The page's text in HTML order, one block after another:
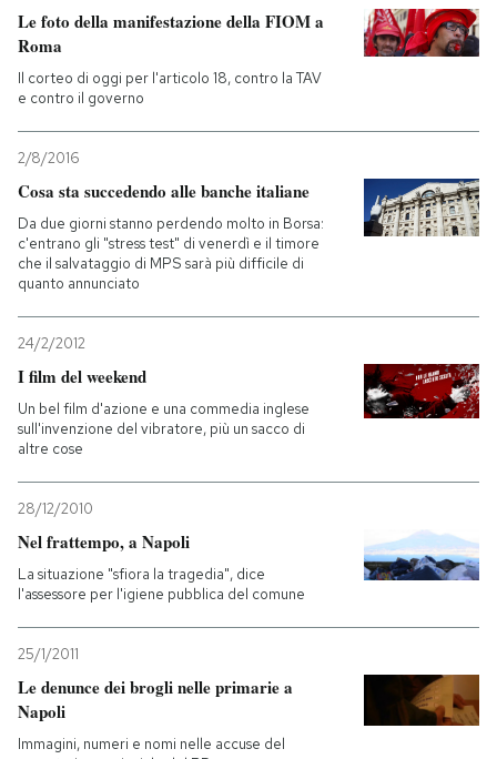
Le foto della manifestazione della FIOM a
Roma
Il corteo di oggi per l'articolo 18, contro la TAV
e contro il governo
2/8/2016
Cosa sta succedendo alle banche italiane
Da due giorni stanno perdendo molto in Borsa:
c'entrano gli "stress test" di venerdì e il timore
che il salvataggio di MPS sarà più difficile di
quanto annunciato
24/2/2012
I film del weekend
Un bel film d'azione e una commedia inglese
sull'invenzione del vibratore, più un sacco di
altre cose
28/12/2010
Nel frattempo, a Napoli
La situazione "sfiora la tragedia", dice
l'assessore per l'igiene pubblica del comune
25/1/2011
Le denunce dei brogli nelle primarie a
Napoli
Immagini, numeri e nomi nelle accuse del